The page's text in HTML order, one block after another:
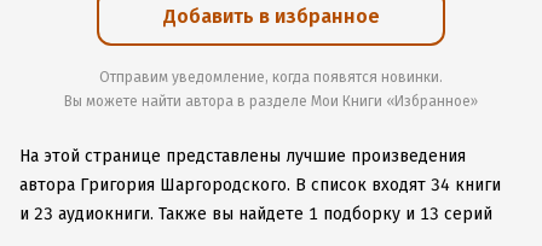
Добавить в избранное
Отправим уведомление, когда появятся новинки.
Вы можете найти автора в разделе Мои Книги «Избранное»
На этой странице представлены лучшие произведения
автора Григория Шаргородского. В список входят 34 книги
и 23 аудиокниги. Также вы найдете 1 подборку и 13 серий